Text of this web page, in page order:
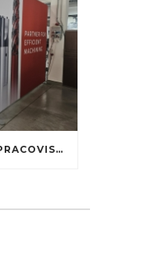
NOVÉ DETAŠOVANÉ PRACOVISKO MASAM NA PÔDE MTF STU